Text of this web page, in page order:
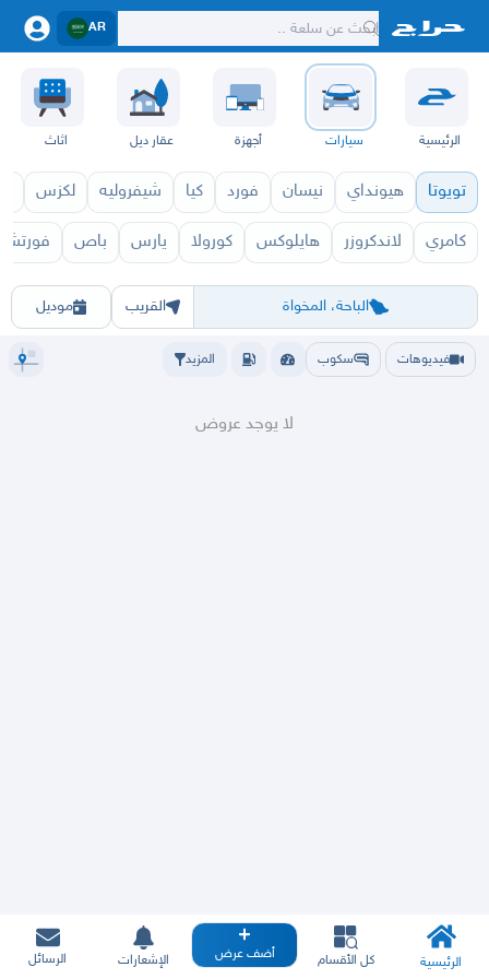
AR
الرئيسية سيارات أجهزة عقار ديل اثاث
تويوتا هيونداي نيسان فورد كيا شيفروليه لكزس
كامري لاندكروزر هايلوكس كورولا يارس باص
الباحة، المخواة
الرياض جدهمكه ينبع حفر الباطن تبوك القصيمحائل أبها الباحة
القريب موديل
جرانفيا 2027 جرانفيا
فيديوهات سكوب المزيد
لا يوجد عروض
الرئيسية كل الأقسام أضف عرض الإشعارات الرسائل